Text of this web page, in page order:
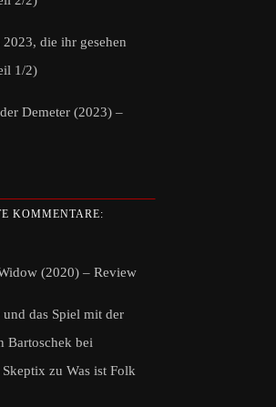
die ihr gesehen
1/2)
Demeter (2023) –
KOMMENTARE:
(2020) – Review
das Spiel mit der
Bartoschek bei
zu Was ist Folk